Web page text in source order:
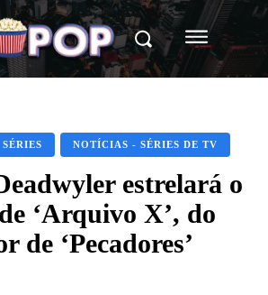
SÉRIES NOTÍCIAS - SÉRIES DE TV
estrelará o
‘Arquivo X’, do
de ‘Pecadores’